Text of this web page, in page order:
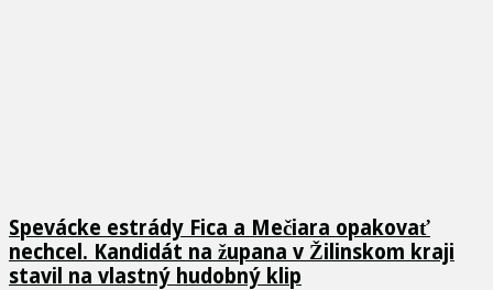
Spevácke estrády Fica a Mečiara opakovať
nechcel. Kandidát na župana v Žilinskom kraji
stavil na vlastný hudobný klip